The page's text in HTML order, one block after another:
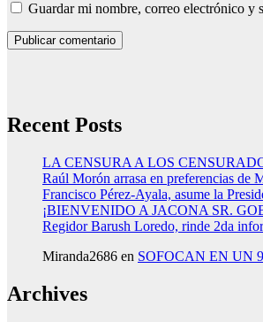
Guardar mi nombre, correo electrónico y
Recent Posts
LA CENSURA A LOS
Raúl Morón arrasa en preferencias de
Francisco Pérez-Ayala, asume la
¡BIENVENIDO A JACONA SR.
Regidor Barush Loredo, rinde 2da
Miranda2686 en SOFOCAN EN UN
Archives